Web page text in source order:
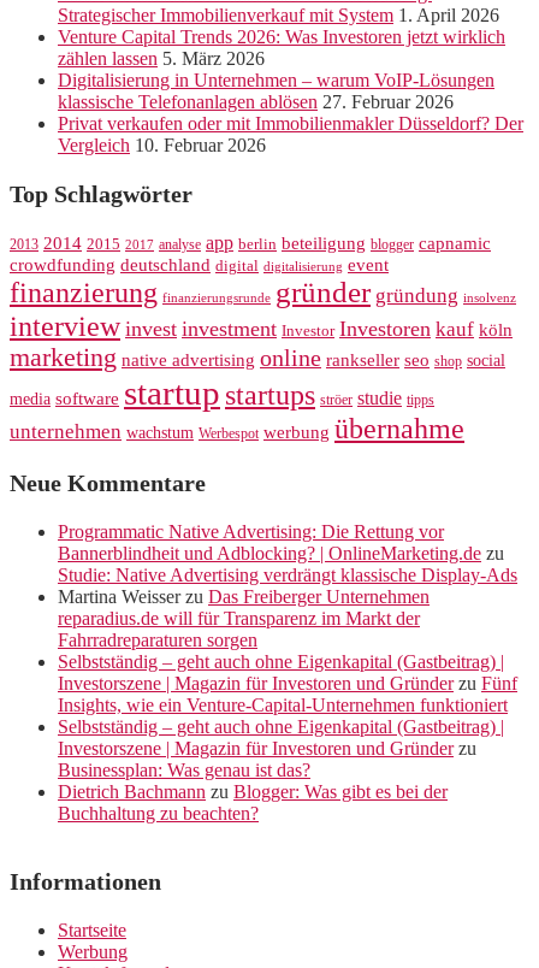
Strategischer Immobilienverkauf mit System 1. April 2026
Venture Capital Trends 2026: Was Investoren jetzt wirklich
zählen lassen 5. März 2026
Digitalisierung in Unternehmen – warum VoIP-Lösungen
klassische Telefonanlagen ablösen 27. Februar 2026
Privat verkaufen oder mit Immobilienmakler Düsseldorf? Der
Vergleich 10. Februar 2026
Top Schlagwörter
2013 2014 2015 2017 analyse app berlin beteiligung blogger capnamic
crowdfunding deutschland digital digitalisierung event
finanzierung finanzierungsrunde gründer gründung insolvenz
interview invest investment Investor Investoren kauf köln
marketing native advertising online rankseller seo shop social
media software startup startups ströer studie tipps
unternehmen wachstum Werbespot werbung übernahme
Neue Kommentare
Programmatic Native Advertising: Die Rettung vor
Bannerblindheit und Adblocking? | OnlineMarketing.de zu
Studie: Native Advertising verdrängt klassische Display-Ads
Martina Weisserzu Das Freiberger Unternehmen
reparadius.de will für Transparenz im Markt der
Fahrradreparaturen sorgen
Selbstständig – geht auch ohne Eigenkapital (Gastbeitrag) |
Investorszene | Magazin für Investoren und Gründerzu Fünf
Insights, wie ein Venture-Capital-Unternehmen funktioniert
Selbstständig – geht auch ohne Eigenkapital (Gastbeitrag) |
Investorszene | Magazin für Investoren und Gründerzu
Businessplan: Was genau ist das?
Dietrich Bachmann zu Blogger: Was gibt es bei der
Buchhaltung zu beachten?
Informationen
Startseite
Werbung